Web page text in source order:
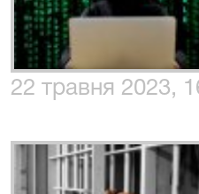
22 травня 2023,